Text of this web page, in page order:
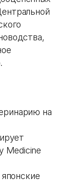
на
Medicine